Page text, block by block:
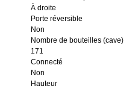
À droite
Porte réversible
Non
Nombre de bouteilles (cave)
171
Connecté
Non
Hauteur